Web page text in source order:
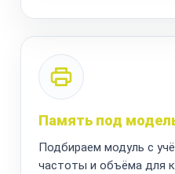
Память под
Подбираем модуль с
частоты и объёма для